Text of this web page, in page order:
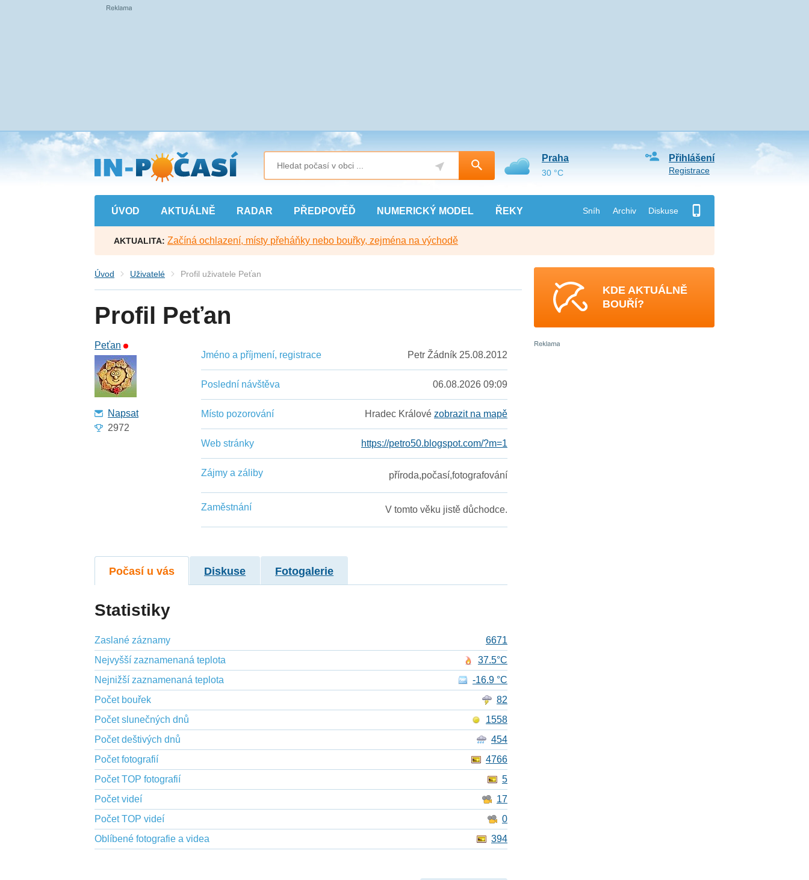
Přejít
na
hlavní
obsah
ÚVOD AKTUÁLNĚ RADAR PŘEDPOVĚĎ NUMERICKÝ MODEL ŘEKY Sníh Archiv Diskuse
Přihlášení
Registrace
Praha
30 °C
AKTUALITA: Začíná ochlazení, místy přeháňky nebo bouřky, zejména na východě
Úvod Uživatelé Profil uživatele Peťan
Profil Peťan
Peťan
Napsat
2972
Jméno a příjmení, registrace Petr Žádník 25.08.2012
Poslední návštěva 06.08.2026 09:09
Místo pozorování Hradec Králové zobrazit na mapě
Web stránky https://petro50.blogspot.com/?m=1
Zájmy a záliby příroda,počasí,fotografování
Zaměstnání V tomto věku jistě důchodce.
Počasí u vás Diskuse Fotogalerie
Statistiky
Zaslané záznamy
6671
Nejvyšší zaznamenaná teplota
37.5°C
Nejnižší zaznamenaná teplota
-16.9 °C
Počet bouřek
82
Počet slunečných dnů
1558
Počet deštivých dnů
454
Počet fotografií
4766
Počet TOP fotografií
5
Počet videí
17
Počet TOP videí
0
Oblíbené fotografie a videa
394
KDE AKTUÁLNĚ
BOUŘÍ?